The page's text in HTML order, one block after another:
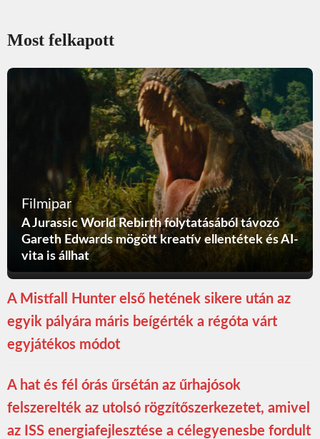
Most felkapott
Filmipar
A Jurassic World Rebirth folytatásából távozó
Gareth Edwards mögött kreatív ellentétek és AI-
vita is állhat
A Mistfall Hunter első hetének sikere után az
egyik pályára máris beígérték a régóta várt
egyjátékos módot
A hat és fél órás űrsétán az űrhajósok
felszerelték az utolsó rögzítőszerkezetet, amivel
az ISS energiafejlesztése a célegyenesbe fordult